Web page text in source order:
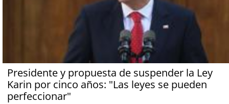
Presidente y propuesta de suspender la Ley
Karin por cinco años: "Las leyes se pueden
perfeccionar"